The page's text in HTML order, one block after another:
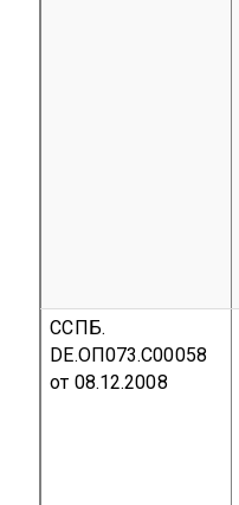
ССПБ.
DE.ОП073.С00058
от 08.12.2008